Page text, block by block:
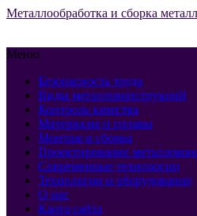
Металлообработка и сборка
Меню
Безопасность труда
Виды металлоконструкций
Контроль качества
Материалы и сплавы
Монтаж и сборка
Проектирование
Современные технологии
Технологии и оборудование
О нас
Карта сайта